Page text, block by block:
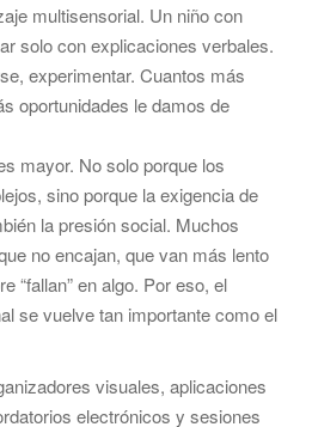
multisensorial. Un niño con
solo con explicaciones verbales.
experimentar. Cuantos más
oportunidades le damos de
mayor. No solo porque los
sino porque la exigencia de
la presión social. Muchos
no encajan, que van más lento
“fallan” en algo. Por eso, el
se vuelve tan importante como el
visuales, aplicaciones
electrónicos y sesiones